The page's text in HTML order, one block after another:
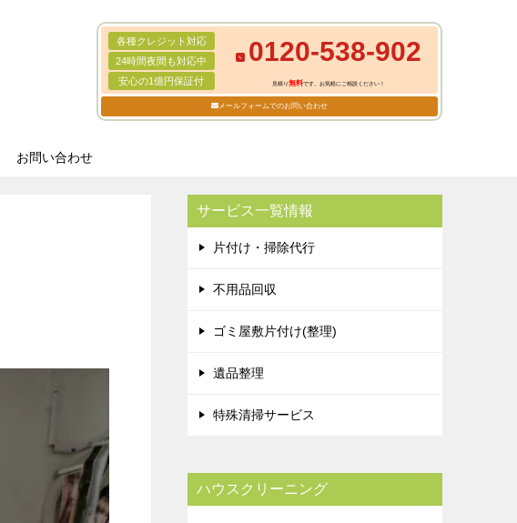
各種クレジット対応
24時間夜間も対応中
安心の1億円保証付
0120-538-902
見積り無料です。お気軽にご相談ください！
メールフォームでのお問い合わせ
お問い合わせ
サービス一覧情報
片付け・掃除代行
不用品回収
ゴミ屋敷片付け(整理)
遺品整理
特殊清掃サービス
ハウスクリーニング